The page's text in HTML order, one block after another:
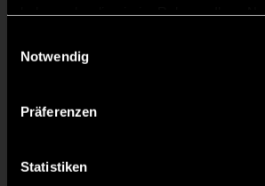
Notwendig
Präferenzen
Statistiken